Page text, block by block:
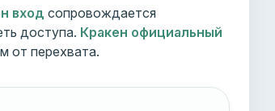
вход сопровождается
доступа. Кракен официальный
от перехвата.